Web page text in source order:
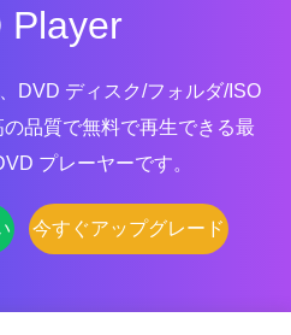
Player
DVD ディスク/フォルダ/ISO
品質で無料で再生できる最
プレーヤーです。
今すぐアップグレード